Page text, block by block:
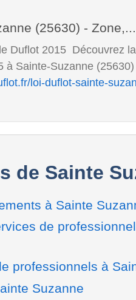
Duflot 2015  Découvrez
à Sainte-Suzanne (25630)
loi-duflot-sainte-
de Sainte
à Sainte
de
professionnels à
Suzanne